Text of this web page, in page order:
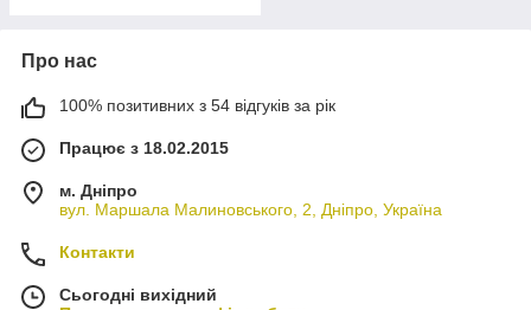
Про нас
100% позитивних з 54 відгуків за рік
Працює з 18.02.2015
м. Дніпро
вул. Маршала Малиновського, 2, Дніпро, Україна
Контакти
Сьогодні вихідний